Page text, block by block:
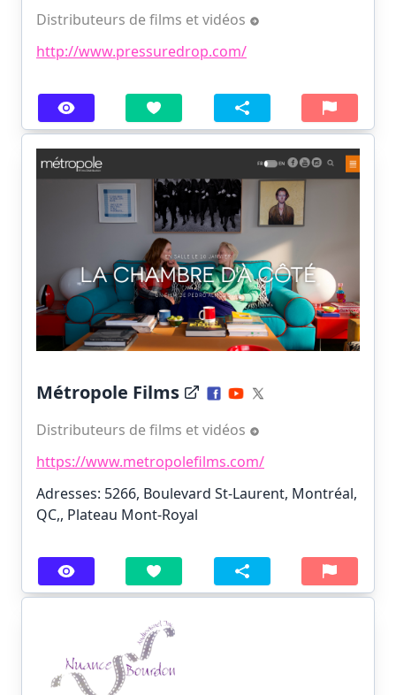
Distributeurs de films et vidéos
http://www.pressuredrop.com/
Métropole Films
Distributeurs de films et vidéos
https://www.metropolefilms.com/
Adresses: 5266, Boulevard St-Laurent, Montréal,
QC,, Plateau Mont-Royal